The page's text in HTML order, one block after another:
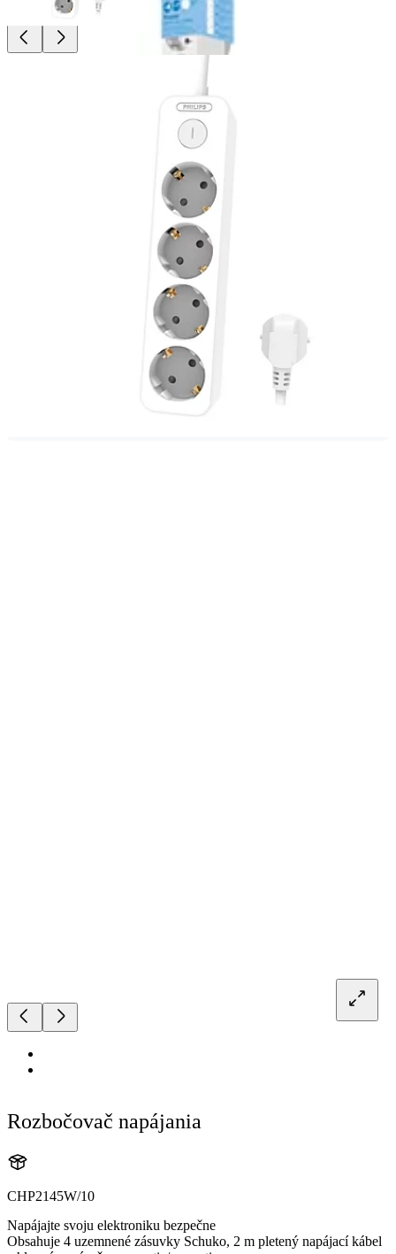
Rozbočovač napájania
CHP2145W/10
Napájajte svoju elektroniku bezpečne
Obsahuje 4 uzemnené zásuvky Schuko, 2 m pletený napájací kábel